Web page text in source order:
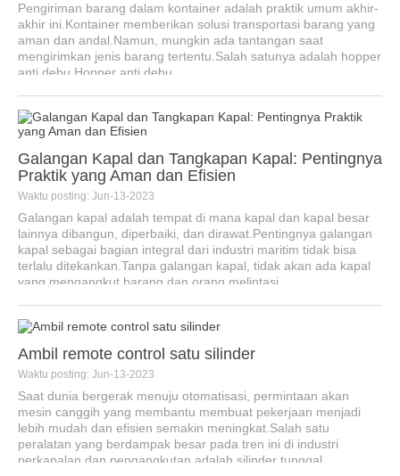
Pengiriman barang dalam kontainer adalah praktik umum akhir-
akhir ini.Kontainer memberikan solusi transportasi barang yang
aman dan andal.Namun, mungkin ada tantangan saat
mengirimkan jenis barang tertentu.Salah satunya adalah hopper
anti debu.Hopper anti debu...
Galangan Kapal dan Tangkapan Kapal: Pentingnya
Praktik yang Aman dan Efisien
Waktu posting: Jun-13-2023
Galangan kapal adalah tempat di mana kapal dan kapal besar
lainnya dibangun, diperbaiki, dan dirawat.Pentingnya galangan
kapal sebagai bagian integral dari industri maritim tidak bisa
terlalu ditekankan.Tanpa galangan kapal, tidak akan ada kapal
yang mengangkut barang dan orang melintasi ...
Ambil remote control satu silinder
Waktu posting: Jun-13-2023
Saat dunia bergerak menuju otomatisasi, permintaan akan
mesin canggih yang membantu membuat pekerjaan menjadi
lebih mudah dan efisien semakin meningkat.Salah satu
peralatan yang berdampak besar pada tren ini di industri
perkapalan dan pengangkutan adalah silinder tunggal ...